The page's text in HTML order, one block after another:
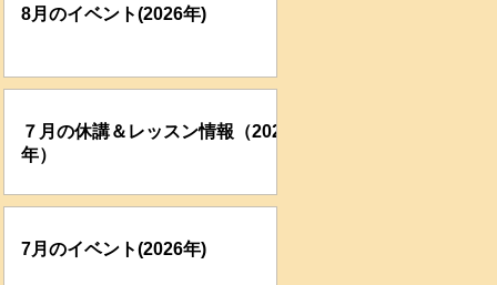
8月のイベント(2026年)
７月の休講＆レッスン情報（2026
年）
7月のイベント(2026年)